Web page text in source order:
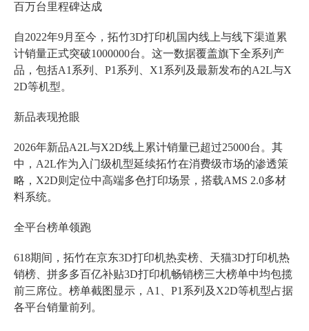
百万台里程碑达成
自2022年9月至今，拓竹3D打印机国内线上与线下渠道累
计销量正式突破1000000台。这一数据覆盖旗下全系列产
品，包括A1系列、P1系列、X1系列及最新发布的A2L与X
2D等机型。
新品表现抢眼
2026年新品A2L与X2D线上累计销量已超过25000台。其
中，A2L作为入门级机型延续拓竹在消费级市场的渗透策
略，X2D则定位中高端多色打印场景，搭载AMS 2.0多材
料系统。
全平台榜单领跑
618期间，拓竹在京东3D打印机热卖榜、天猫3D打印机热
销榜、拼多多百亿补贴3D打印机畅销榜三大榜单中均包揽
前三席位。榜单截图显示，A1、P1系列及X2D等机型占据
各平台销量前列。